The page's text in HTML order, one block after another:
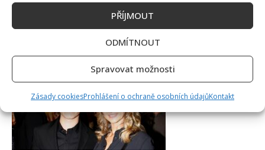
PŘÍJMOUT
ODMÍTNOUT
Spravovat možnosti
Zásady cookiesProhlášení o ochraně osobních údajůKontakt
Petr Macinka se pochlubil vzácnými fotkami své dcery z
oslavy narozenin: Fanoušci lichotí celé rodině